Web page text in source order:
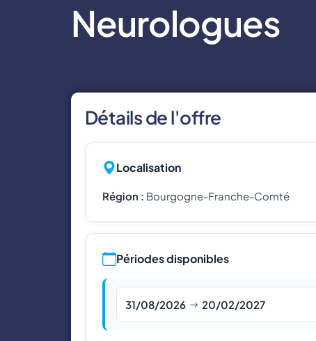
Neurologues
Détails de l'offre
Localisation
Région : Bourgogne-Franche-Comté
Périodes disponibles
31/08/2026 20/02/2027